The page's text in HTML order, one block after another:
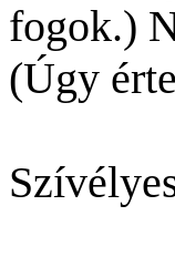
fogok.)
(Úgy